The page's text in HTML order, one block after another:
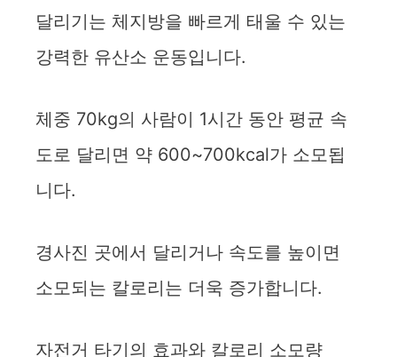
달리기는 체지방을 빠르게 태울 수 있는
강력한 유산소 운동입니다.
체중 70kg의 사람이 1시간 동안 평균 속
도로 달리면 약 600~700kcal가 소모됩
니다.
경사진 곳에서 달리거나 속도를 높이면
소모되는 칼로리는 더욱 증가합니다.
자전거 타기의 효과와 칼로리 소모량